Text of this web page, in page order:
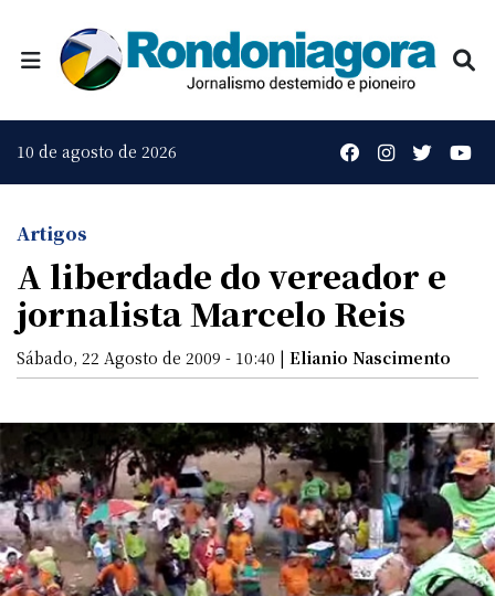
10 de agosto de 2026
Artigos
A liberdade do vereador e
jornalista Marcelo Reis
Sábado, 22 Agosto de 2009 - 10:40 | Elianio Nascimento